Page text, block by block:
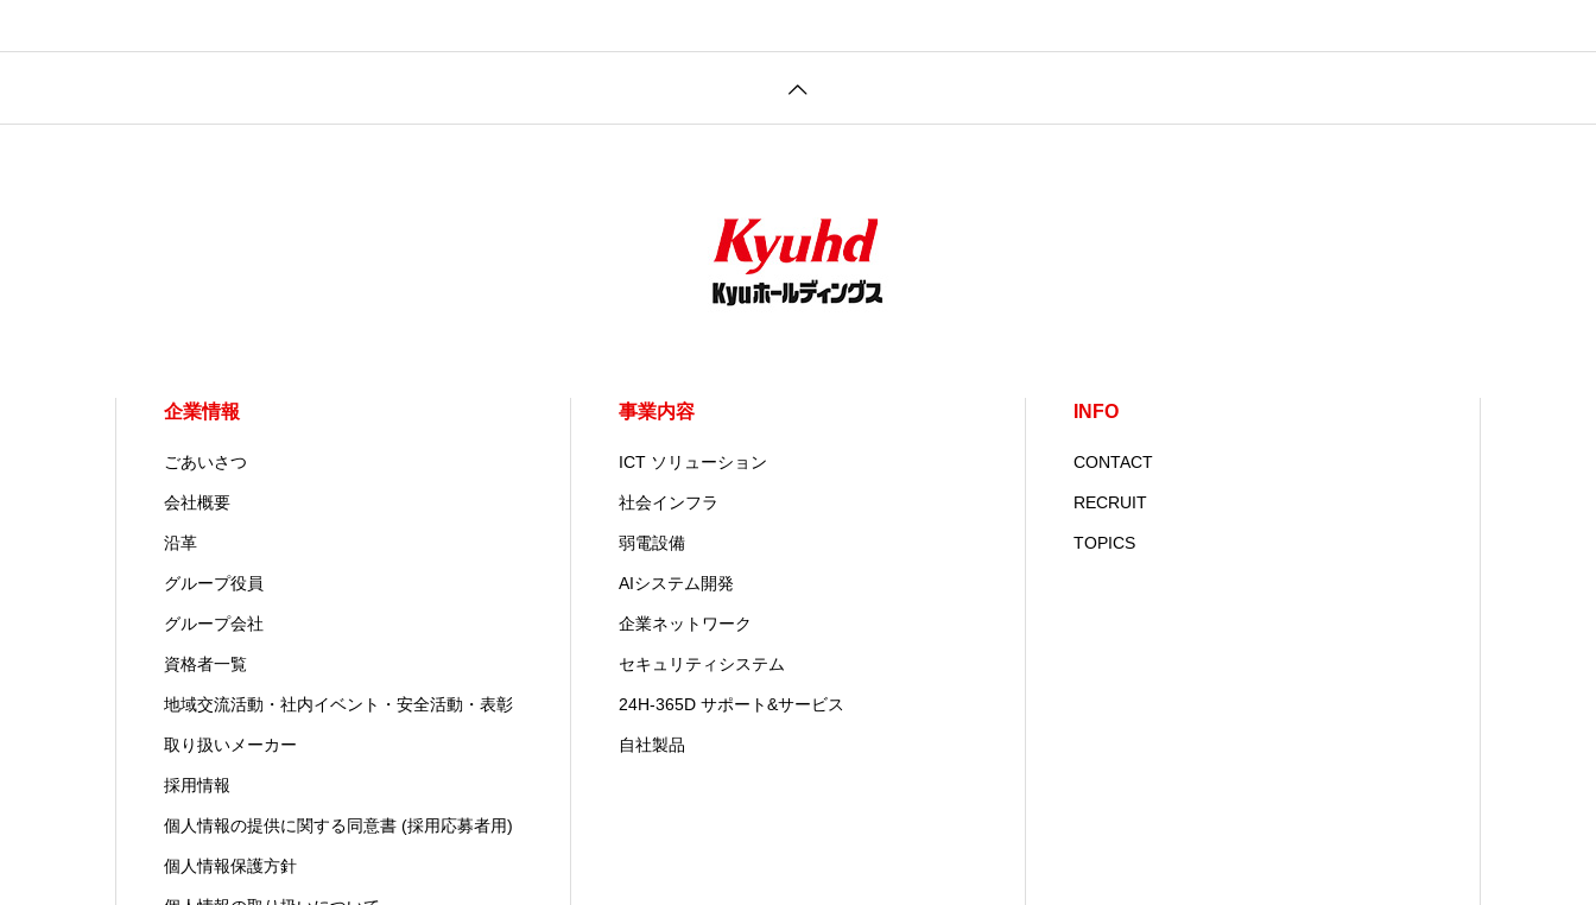
企業情報
ごあいさつ
会社概要
沿革
グループ役員
グループ会社
資格者一覧
地域交流活動・社内イベント・安全活動・表彰
取り扱いメーカー
採用情報
個人情報の提供に関する同意書 (採用応募者用)
個人情報保護方針
事業内容
ICT ソリューション
社会インフラ
弱電設備
AIシステム開発
企業ネットワーク
セキュリティシステム
24H-365D サポート&サービス
自社製品
INFO
CONTACT
RECRUIT
TOPICS